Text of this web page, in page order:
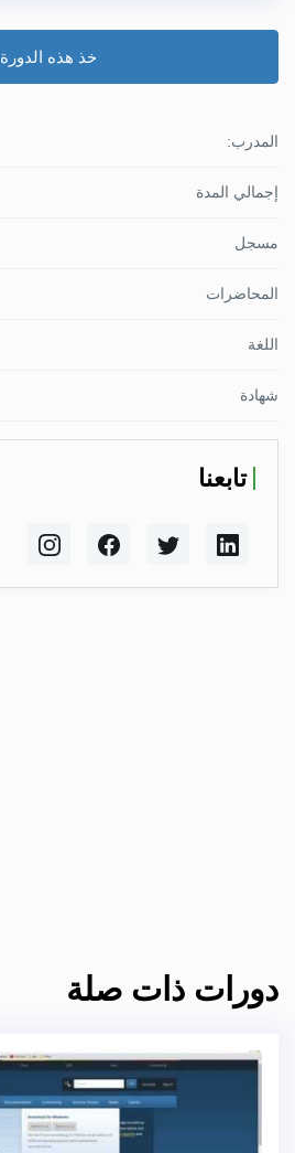
خذ هذه الدورة
المدرب:
إجمالي المدة
مسجل
المحاضرات
اللغة
شهادة
تابعنا
دورات ذات صلة